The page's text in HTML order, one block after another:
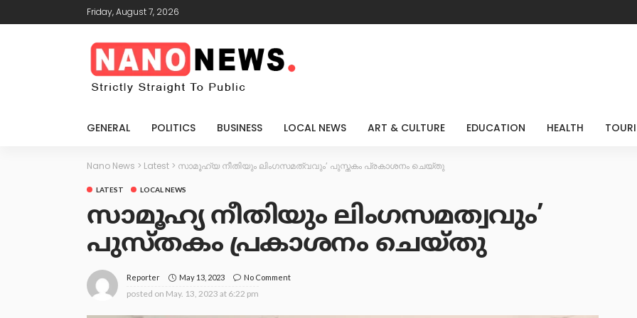
Friday, August 7, 2026
GENERAL POLITICS BUSINESS LOCAL NEWS ART & CULTURE EDUCATION HEALTH
Nano News > Latest > സാമൂഹ്യ നീതിയും ലിംഗസമത്വവും’ പുസ്തകം പ്രകാശനം ചെയ്തു
LATEST LOCAL NEWS
സാമൂഹ്യ നീതിയും ലിംഗസമത്വവും’
പുസ്തകം പ്രകാശനം ചെയ്തു
Reporter May 13, 2023 No Comment
posted on May. 13, 2023 at 6:22 pm